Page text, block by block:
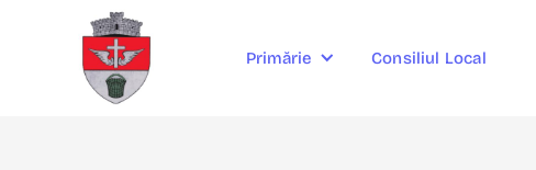
Primărie Consiliul Local